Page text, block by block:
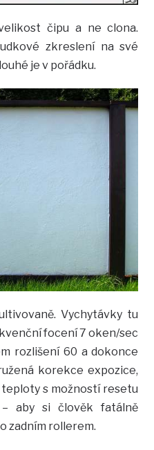
čipu a ne clona.
zkreslení na své
je v pořádku.
Vychytávky tu
focení 7 oken/sec
rozlišení 60 a dokonce
korekce expozice,
s možností resetu
aby si člověk fatálně
zadním rollerem.